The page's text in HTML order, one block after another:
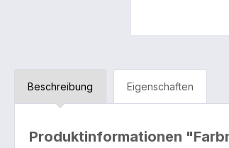
Beschreibung Eigenschaften
Produktinformationen